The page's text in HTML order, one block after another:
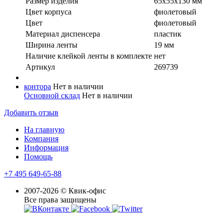
Цвет корпуса
фиолетовый
Цвет
фиолетовый
Материал диспенсера
пластик
Ширина ленты
19 мм
Наличие клейкой ленты в комплекте нет
Артикул
269739
контора Нет в наличии
Основной склад Нет в наличии
Добавить отзыв
На главную
Компания
Информация
Помощь
+7 495 649-65-88
2007-2026 © Квик-офис
Все права защищены